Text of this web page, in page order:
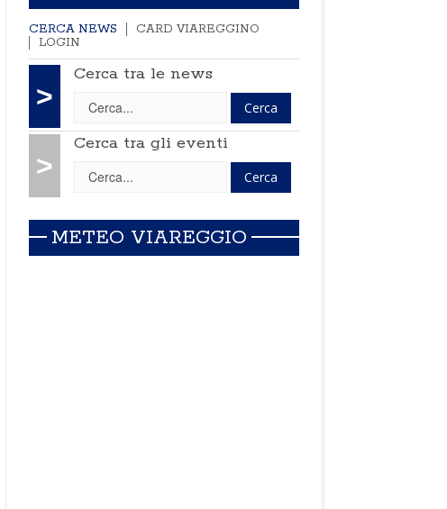
CERCA NEWS
CARD VIAREGGINO
LOGIN
>
Cerca tra le news
>
Cerca tra gli eventi
METEO VIAREGGIO